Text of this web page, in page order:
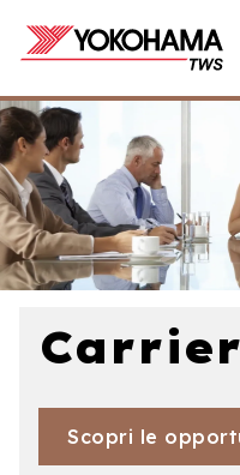
Scopri le